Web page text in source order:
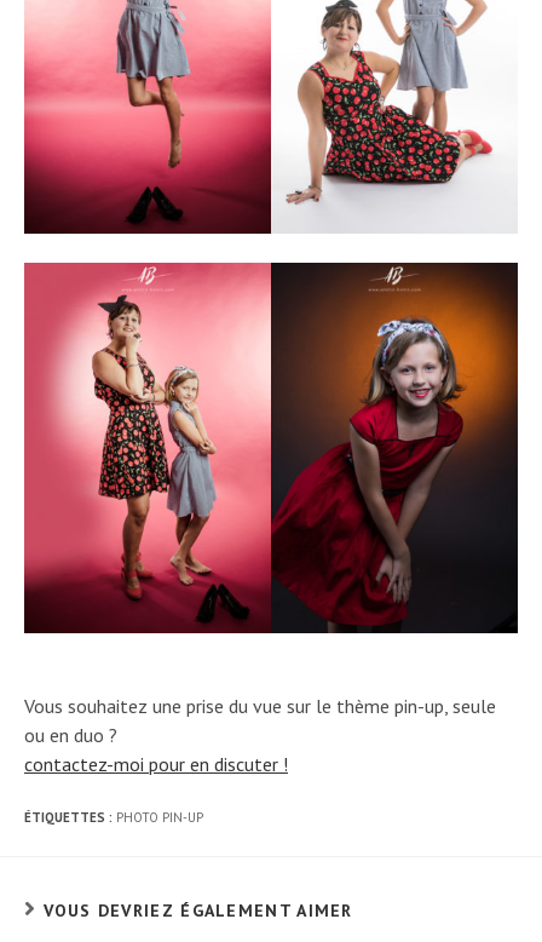
Vous souhaitez une prise du vue sur le thème pin-up, seule
ou en duo ?
contactez-moi pour en discuter !
ÉTIQUETTES : PHOTO PIN-UP
VOUS DEVRIEZ ÉGALEMENT AIMER